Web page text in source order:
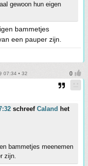
gewoon hun eigen
bammetjes
een pauper zijn.
07:34 • 32
schreef Caland het
bammetjes meenemen
zijn.